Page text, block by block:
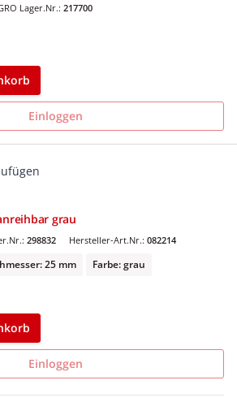
Lager.Nr.: 217700
Einloggen
grau
298832 Hersteller-Art.Nr.: 082214
25 mm Farbe: grau
Einloggen